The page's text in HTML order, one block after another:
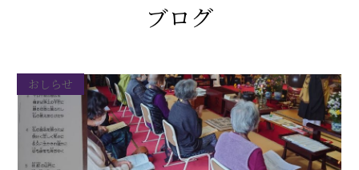
ブログ
おしらせ